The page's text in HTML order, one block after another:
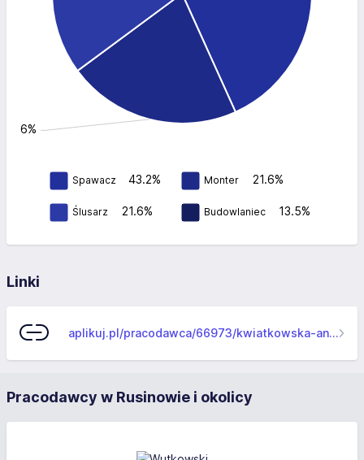
21.6%
Spawacz 43.2% Monter 21.6%
Ślusarz 21.6% Budowlaniec 13.5%
Linki
aplikuj.pl/pracodawca/66973/kwiatkowska-anna-przedsiebiorstwo-produkcyjno-handlowo-uslugowe-oligotec...
Pracodawcy w Rusinowie i okolicy